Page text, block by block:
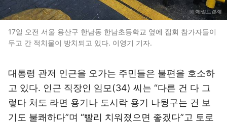
17일 오전 서울 용산구 한남동 한남초등학교 옆에 집회 참가자들이
두고 간 적치물이 방치되고 있다. 이영기 기자.
대통령 관저 인근을 오가는 주민들은 불편을 호소하
고 있다. 인근 직장인 임모(34) 씨는 “다른 건 다 그
렇다 쳐도 라면 용기나 도시락 용기 나뒹구는 건 보
기도 불쾌하다”며 “빨리 치워졌으면 좋겠다”고 토로